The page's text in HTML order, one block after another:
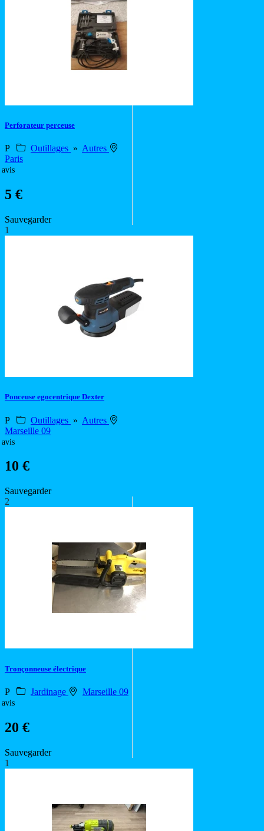
Perforateur perceuse
P Outillages » Autres
Paris
avis
5 €
Sauvegarder
1
Ponceuse egocentrique Dexter
P Outillages » Autres
Marseille 09
avis
10 €
Sauvegarder
2
Tronçonneuse électrique
P Jardinage Marseille 09
avis
20 €
Sauvegarder
1